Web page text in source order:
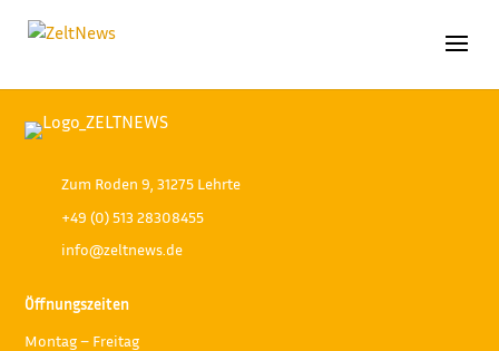
Zum Roden 9, 31275 Lehrte
+49 (0) 513 28308455
info@zeltnews.de
Öffnungszeiten
Montag – Freitag